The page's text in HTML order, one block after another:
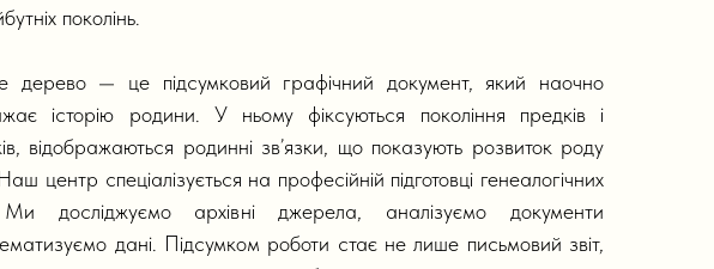
поколінь.
дерево — це підсумковий графічний документ, який наочно
історію родини. У ньому фіксуються покоління предків і
відображаються родинні зв’язки, що показують розвиток роду
центр спеціалізується на професійній підготовці генеалогічних
досліджуємо архівні джерела, аналізуємо документи
дані. Підсумком роботи стає не лише письмовий звіт,